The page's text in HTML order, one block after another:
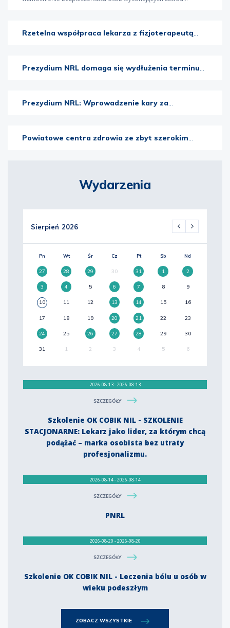
Rzetelna współpraca lekarza z fizjoterapeutą
rehabilitacji medycznej
Prezydium NRL domaga się wydłużenia terminu
Prezydium NRL: Wprowadzenie kary za
Powiatowe centra zdrowia ze zbyt szerokim
Wydarzenia
Sierpień 2026
Pn Wt Śr Cz Pt Sb Nd
27 28 29 30 31 1 2
3 4 5 6 7 8 9
10 11 12 13 14 15 16
17 18 19 20 21 22 23
24 25 26 27 28 29 30
31 1 2 3 4 5 6
2026-08-13 - 2026-08-13
SZCZEGÓŁY
Szkolenie OK COBIK NIL - SZKOLENIE
STACJONARNE: Lekarz jako lider, za którym chcą
podążać – marka osobista bez utraty
profesjonalizmu.
2026-08-14 - 2026-08-14
SZCZEGÓŁY
PNRL
2026-08-20 - 2026-08-20
SZCZEGÓŁY
Szkolenie OK COBIK NIL - Leczenia bólu u osób w
wieku podeszłym
ZOBACZ WSZYSTKIE